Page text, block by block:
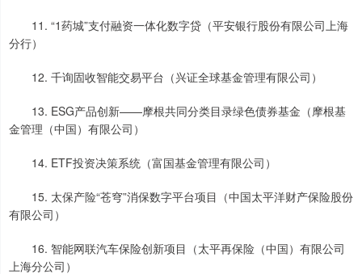
11. “1药城”支付融资一体化数字贷（平安银行股份有限公司上海
分行）
12. 千询固收智能交易平台（兴证全球基金管理有限公司）
13. ESG产品创新——摩根共同分类目录绿色债券基金（摩根基
金管理（中国）有限公司）
14. ETF投资决策系统（富国基金管理有限公司）
15. 太保产险“苍穹”消保数字平台项目（中国太平洋财产保险股份
有限公司）
16. 智能网联汽车保险创新项目（太平再保险（中国）有限公司
上海分公司）